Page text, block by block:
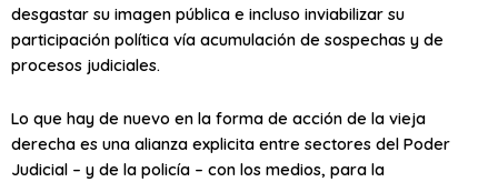
desgastar su imagen pública e incluso inviabilizar su
participación política vía acumulación de sospechas y de
procesos judiciales.
Lo que hay de nuevo en la forma de acción de la vieja
derecha es una alianza explicita entre sectores del Poder
Judicial – y de la policía – con los medios, para la